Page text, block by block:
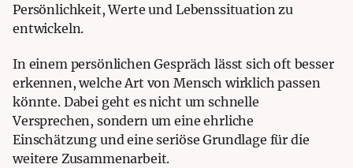
Persönlichkeit, Werte und Lebenssituation zu
entwickeln.
In einem persönlichen Gespräch lässt sich oft besser
erkennen, welche Art von Mensch wirklich passen
könnte. Dabei geht es nicht um schnelle
Versprechen, sondern um eine ehrliche
Einschätzung und eine seriöse Grundlage für die
weitere Zusammenarbeit.